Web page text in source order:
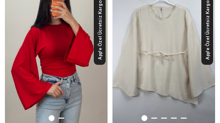
App'e Özel Ücretsiz Kargo App'e Özel Ücretsiz Kargo